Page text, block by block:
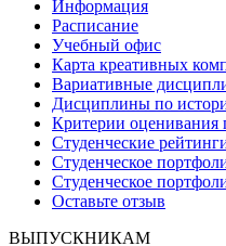
Информация
Расписание
Учебный офис
Карта креативных
Вариативные
Дисциплины по
Критерии оценивания
Студенческие
Студенческое
Студенческое
Оставьте отзыв
ВЫПУСКНИКАМ